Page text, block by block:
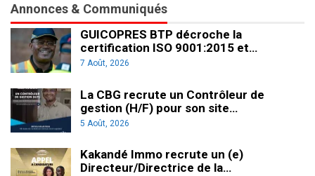
Annonces & Communiqués
GUICOPRES BTP décroche la
certification ISO 9001:2015 et…
7 Août, 2026
La CBG recrute un Contrôleur de
gestion (H/F) pour son site…
5 Août, 2026
Kakandé Immo recrute un (e)
Directeur/Directrice de la…